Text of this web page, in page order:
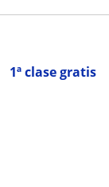
1ª clase gratis